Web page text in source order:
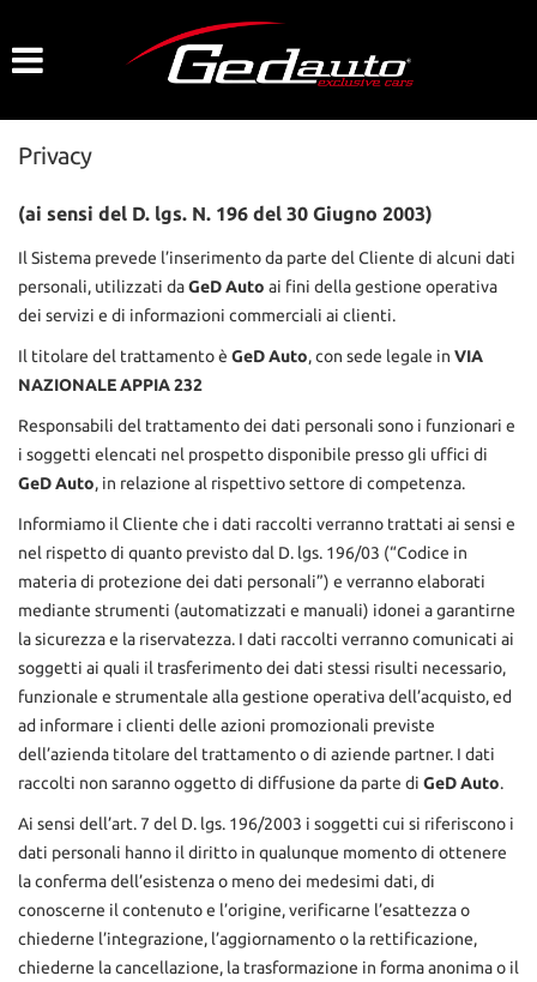
NOLEGGIO A BREVE TERMINE
DICONO DI NOI
ACQUISTIAMO USATO
ASSISTENZA
CONTATTI
AREA COMMERCIANTI
Privacy
(ai sensi del D. lgs. N. 196 del 30 Giugno 2003)
Il Sistema prevede l’inserimento da parte del Cliente di alcuni dati
personali, utilizzati daGeD Auto ai fini della gestione operativa
dei servizi e di informazioni commerciali ai clienti.
Il titolare del trattamento è GeD Auto, con sede legale in VIA
NAZIONALE APPIA 232
Responsabili del trattamento dei dati personali sono i funzionari e
i soggetti elencati nel prospetto disponibile presso gli uffici di
GeD Auto, in relazione al rispettivo settore di competenza.
Informiamo il Cliente che i dati raccolti verranno trattati ai sensi e
nel rispetto di quanto previsto dal D. lgs. 196/03 (“Codice in
materia di protezione dei dati personali”) e verranno elaborati
mediante strumenti (automatizzati e manuali) idonei a garantirne
la sicurezza e la riservatezza. I dati raccolti verranno comunicati ai
soggetti ai quali il trasferimento dei dati stessi risulti necessario,
funzionale e strumentale alla gestione operativa dell’acquisto, ed
ad informare i clienti delle azioni promozionali previste
dell’azienda titolare del trattamento o di aziende partner. I dati
raccolti non saranno oggetto di diffusione da parte di GeD Auto.
Ai sensi dell’art. 7 del D. lgs. 196/2003 i soggetti cui si riferiscono i
dati personali hanno il diritto in qualunque momento di ottenere
la conferma dell’esistenza o meno dei medesimi dati, di
conoscerne il contenuto e l’origine, verificarne l’esattezza o
chiederne l’integrazione, l’aggiornamento o la rettificazione,
chiederne la cancellazione, la trasformazione in forma anonima o il